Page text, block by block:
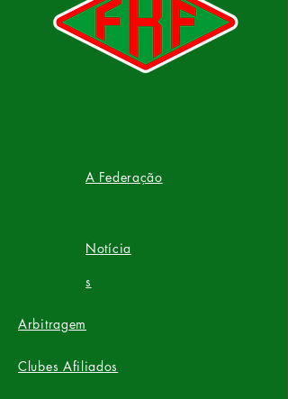
A Federação
Notícia
s​
Arbitragem
Clubes Afiliados